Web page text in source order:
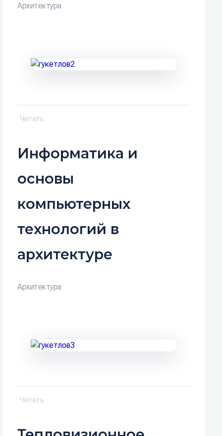
Архитектура
Информатика и
основы
компьютерных
технологий в
архитектуре
Архитектура
Читать
Читать